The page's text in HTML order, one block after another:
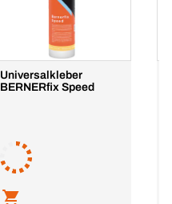
Universalkleber
BERNERfix Speed